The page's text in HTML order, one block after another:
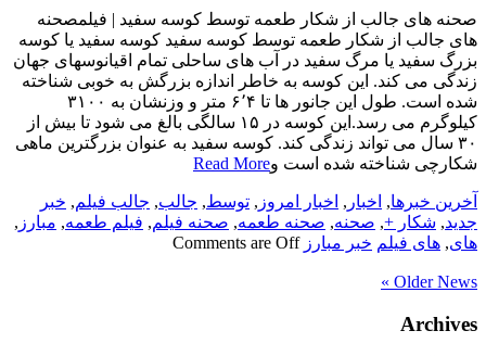
صحنه های جالب از شکار طعمه توسط کوسه سفید | فیلمصحنه
های جالب از شکار طعمه توسط کوسه سفید کوسه سفید یا کوسه
بزرگ سفید یا مرگ سفید در آب های ساحلی تمام اقیانوسهای جهان
زندگی می کند. این کوسه به خاطر اندازه بزرگش به خوبی شناخته
شده است. طول این جانور ها تا ۶٬۴ متر و وزنشان به ۳۱۰۰
کیلوگرم می رسد.این کوسه در ۱۵ سالگی بالغ می شود تا بیش از
۳۰ سال می تواند زندگی کند. کوسه سفید به عنوان بزرگترین ماهی
شکارچی شناخته شده است وRead More
آخرین خبرها, اخبار , اخبار امروز , توسط, جالب, جالب فیلم, خبر
جدید, شکار +, صحنه, صحنه طعمه, صحنه فیلم, فیلم طعمه, مبارز ,
های, های فیلم خبر مبارز Comments are Off
Older News »
Archives